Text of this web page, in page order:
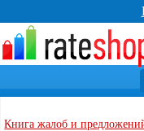
Книга жалоб и